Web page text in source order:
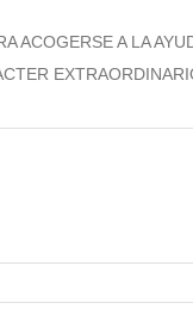
ACOGERSE A LA